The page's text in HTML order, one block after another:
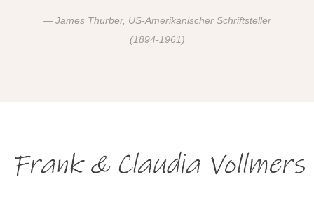
James Thurber, US-Amerikanischer Schriftsteller
(1894-1961)